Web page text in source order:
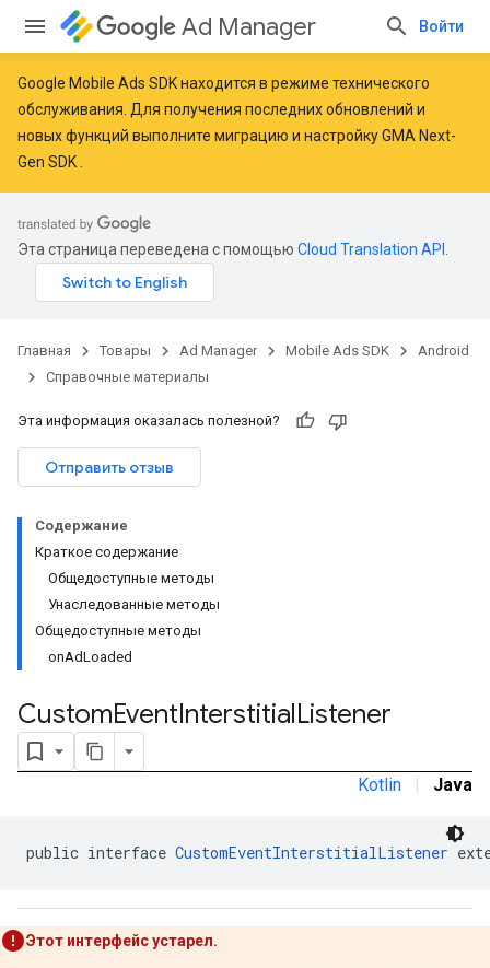
Ad Manager Войти
Google Mobile Ads SDK находится в режиме технического
обслуживания. Для получения последних обновлений и
новых функций выполните миграцию и настройку GMA Next-
Gen SDK
Эта страница переведена с помощью Cloud Translation API
Главная Товары Ad Manager Mobile Ads SDK
Android
Справочные материалы
Эта информация оказалась полезной?
Отправить отзыв
Содержание
Краткое содержание
Общедоступные методы
Унаследованные методы
Общедоступные методы
onAdLoaded
CustomEventInterstitialListener
Kotlin | Java
public interface CustomEventInterstitialListener
Этот интерфейс устарел.